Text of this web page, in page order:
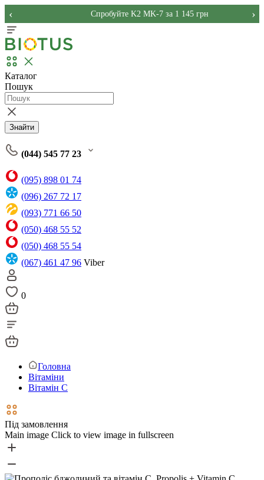
Спробуйте K2 MK-7 за 1 145 грн
‹ ›
Каталог
Пошук
Знайти
(044) 545 77 23
(095) 898 01 74
(096) 267 72 17
(093) 771 66 50
(050) 468 55 52
(050) 468 55 54
(067) 461 47 96 Viber
0
Головна
Вітаміни
Вітамін С
Під замовлення
Main image Click to view image in fullscreen